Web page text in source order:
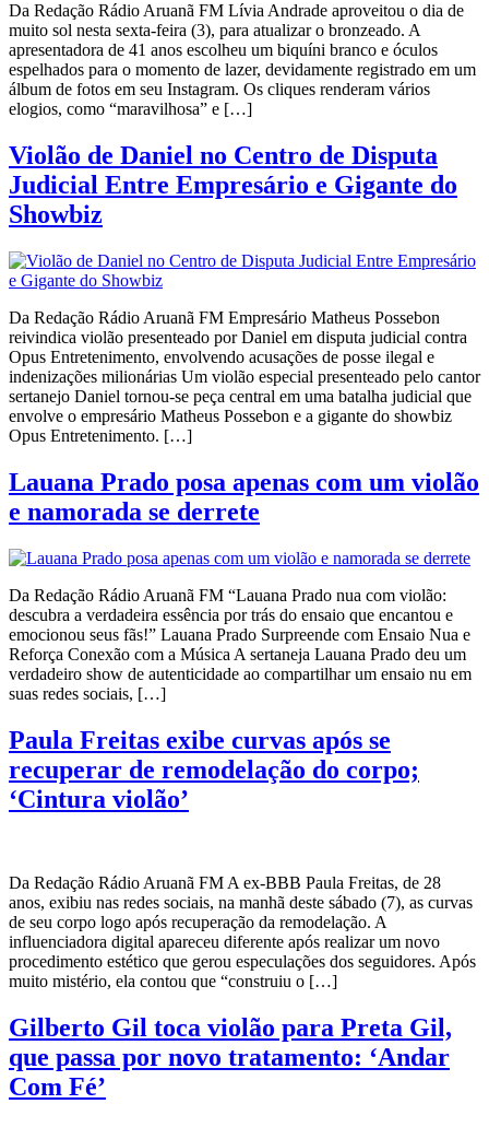
Da Redação Rádio Aruanã FM Lívia Andrade aproveitou o dia de
muito sol nesta sexta-feira (3), para atualizar o bronzeado. A
apresentadora de 41 anos escolheu um biquíni branco e óculos
espelhados para o momento de lazer, devidamente registrado em um
álbum de fotos em seu Instagram. Os cliques renderam vários
elogios, como “maravilhosa” e […]
Violão de Daniel no Centro de Disputa
Judicial Entre Empresário e Gigante do
Showbiz
Da Redação Rádio Aruanã FM Empresário Matheus Possebon
reivindica violão presenteado por Daniel em disputa judicial contra
Opus Entretenimento, envolvendo acusações de posse ilegal e
indenizações milionárias Um violão especial presenteado pelo cantor
sertanejo Daniel tornou-se peça central em uma batalha judicial que
envolve o empresário Matheus Possebon e a gigante do showbiz
Opus Entretenimento. […]
Lauana Prado posa apenas com um violão
e namorada se derrete
Da Redação Rádio Aruanã FM “Lauana Prado nua com violão:
descubra a verdadeira essência por trás do ensaio que encantou e
emocionou seus fãs!” Lauana Prado Surpreende com Ensaio Nua e
Reforça Conexão com a Música A sertaneja Lauana Prado deu um
verdadeiro show de autenticidade ao compartilhar um ensaio nu em
suas redes sociais, […]
Paula Freitas exibe curvas após se
recuperar de remodelação do corpo;
‘Cintura violão’
Da Redação Rádio Aruanã FM A ex-BBB Paula Freitas, de 28
anos, exibiu nas redes sociais, na manhã deste sábado (7), as curvas
de seu corpo logo após recuperação da remodelação. A
influenciadora digital apareceu diferente após realizar um novo
procedimento estético que gerou especulações dos seguidores. Após
muito mistério, ela contou que “construiu o […]
Gilberto Gil toca violão para Preta Gil,
que passa por novo tratamento: ‘Andar
Com Fé’